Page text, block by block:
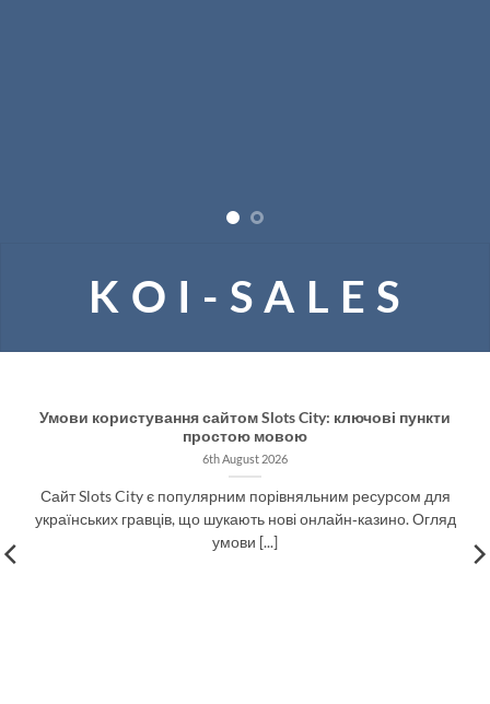
K O I - S A L E S
Умови користування сайтом Slots City: ключові пункти
простою мовою
6th August 2026
Сайт Slots City є популярним порівняльним ресурсом для
українських гравців, що шукають нові онлайн‑казино. Огляд
умови [...]